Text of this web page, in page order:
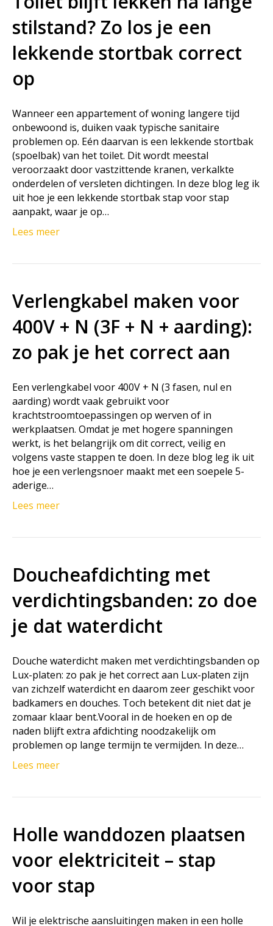
stilstand? Zo los je een
lekkende stortbak correct
op
Wanneer een appartement of woning langere tijd
onbewoond is, duiken vaak typische sanitaire
problemen op. Eén daarvan is een lekkende stortbak
(spoelbak) van het toilet. Dit wordt meestal
veroorzaakt door vastzittende kranen, verkalkte
onderdelen of versleten dichtingen. In deze blog leg ik
uit hoe je een lekkende stortbak stap voor stap
aanpakt, waar je op…
Lees meer
Verlengkabel maken voor
400V + N (3F + N + aarding):
zo pak je het correct aan
Een verlengkabel voor 400V + N (3 fasen, nul en
aarding) wordt vaak gebruikt voor
krachtstroomtoepassingen op werven of in
werkplaatsen. Omdat je met hogere spanningen
werkt, is het belangrijk om dit correct, veilig en
volgens vaste stappen te doen. In deze blog leg ik uit
hoe je een verlengsnoer maakt met een soepele 5-
aderige…
Lees meer
Doucheafdichting met
verdichtingsbanden: zo doe
je dat waterdicht
Douche waterdicht maken met verdichtingsbanden op
Lux-platen: zo pak je het correct aan Lux-platen zijn
van zichzelf waterdicht en daarom zeer geschikt voor
badkamers en douches. Toch betekent dit niet dat je
zomaar klaar bent.Vooral in de hoeken en op de
naden blijft extra afdichting noodzakelijk om
problemen op lange termijn te vermijden. In deze…
Lees meer
Holle wanddozen plaatsen
voor elektriciteit – stap
voor stap
Wil je elektrische aansluitingen maken in een holle